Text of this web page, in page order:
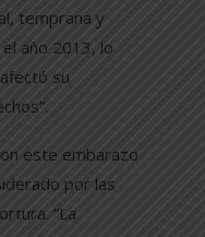
temprana y
año 2013, lo
su
este embarazo
por las
“La